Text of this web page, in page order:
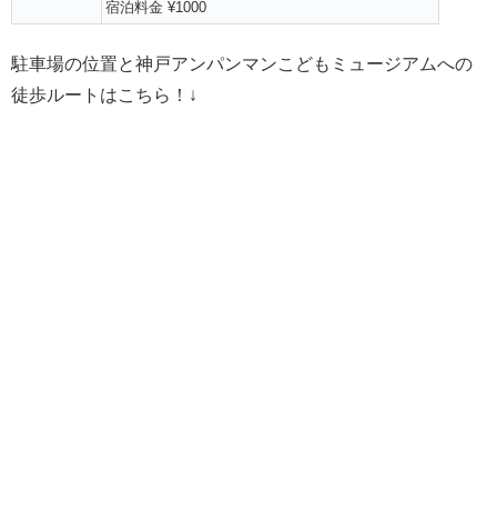
宿泊料金 ¥1000
駐車場の位置と神戸アンパンマンこどもミュージアムへの
徒歩ルートはこちら！↓